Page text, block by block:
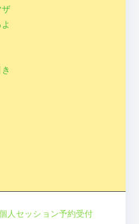
ザ
人セッション予約受付